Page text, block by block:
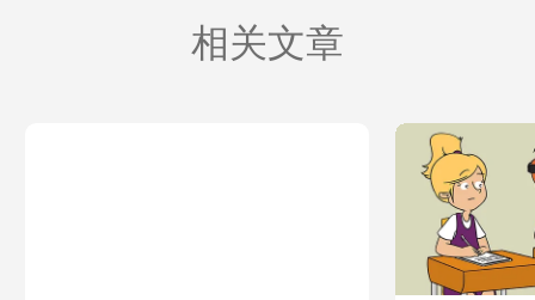
相关文章